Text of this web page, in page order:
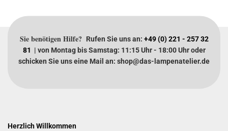
Sie benötigen Hilfe? Rufen Sie uns an: +49 (0) 221 - 257 32
81
| von Montag bis Samstag: 11:15 Uhr - 18:00 Uhr oder
schicken Sie uns eine Mail an: shop@das-lampenatelier.de
Herzlich Willkommen